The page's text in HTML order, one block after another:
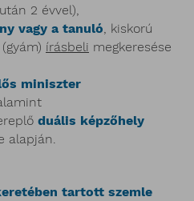
2 évvel),
vagy a tanuló, kiskorú
(gyám) írásbeli megkeresése
miniszter
duális képzőhely
alapján.
tartott szemle